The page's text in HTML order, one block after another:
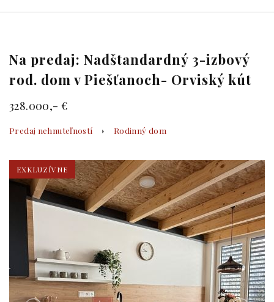
Na predaj: Nadštandardný 3-izbový
rod. dom v Piešťanoch- Orviský kút
328.000,- €
Predaj nehnuteľností Rodinný dom
EXKLUZÍVNE